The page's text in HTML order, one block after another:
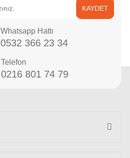
KAYDET
Whatsapp Hattı
0532 366 23 34
Telefon
0216 801 74 79